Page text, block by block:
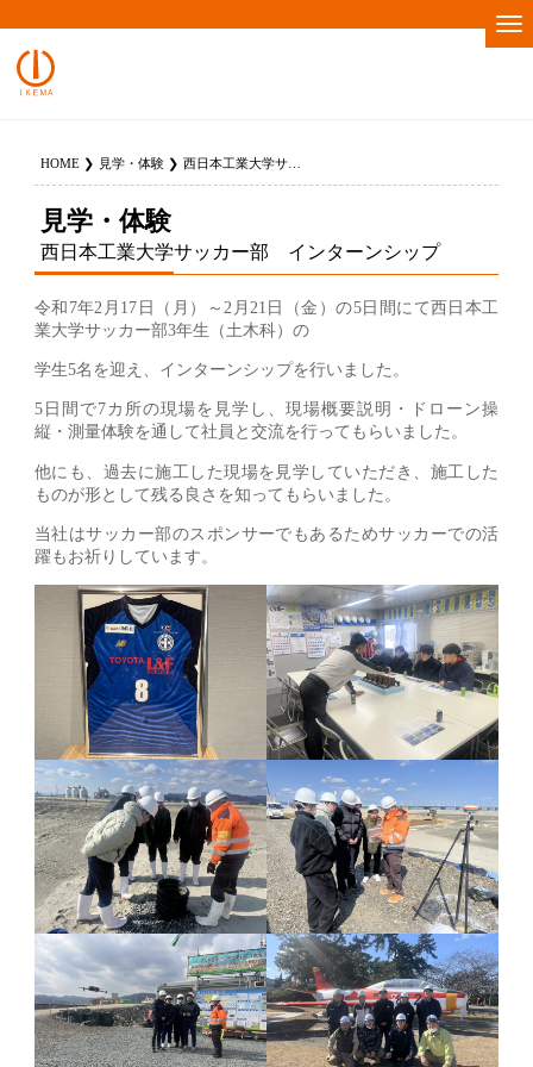
HOME 見学・体験
見学・体験
西日本工業大学サッカー部 インターンシップ
令和7年2月17日（月）～2月21日（金）の5日間にて西日本工
業大学サッカー部3年生（土木科）の
学生5名を迎え、インターンシップを行いました。
5日間で7カ所の現場を見学し、現場概要説明・ドローン操
縦・測量体験を通して社員と交流を行ってもらいました。
他にも、過去に施工した現場を見学していただき、施工した
ものが形として残る良さを知ってもらいました。
当社はサッカー部のスポンサーでもあるためサッカーでの活
躍もお祈りしています。